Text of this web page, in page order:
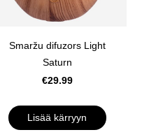
Smaržu difuzors Light
Saturn
€29.99
Lisää kärryyn